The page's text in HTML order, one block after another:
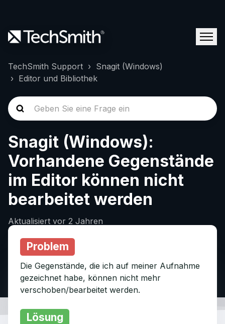
TechSmith Support
Snagit (Windows)
Editor und Bibliothek
Snagit (Windows):
Vorhandene Gegenstände
im Editor können nicht
bearbeitet werden
Aktualisiert vor 2 Jahren
Problem
Die Gegenstände, die ich auf meiner Aufnahme
gezeichnet habe, können nicht mehr
verschoben/bearbeitet werden.
Lösung